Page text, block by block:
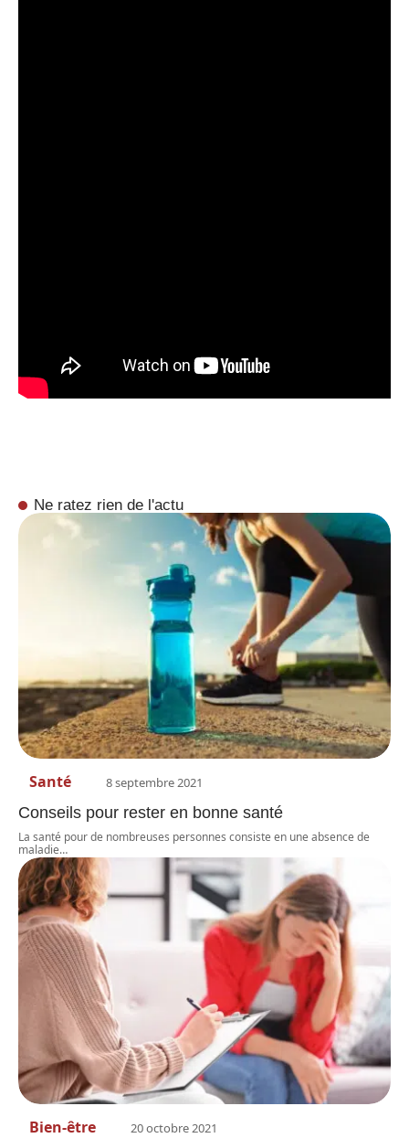
Ne ratez rien de l'actu
Santé 8 septembre 2021
Conseils pour rester en bonne santé
La santé pour de nombreuses personnes consiste en une absence de
maladie…
Bien-être 20 octobre 2021